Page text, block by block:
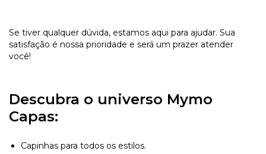
Se tiver qualquer dúvida, estamos aqui para ajudar. Sua
satisfação é nossa prioridade e será um prazer atender
você!
Descubra o universo Mymo
Capas:
Capinhas para todos os estilos.